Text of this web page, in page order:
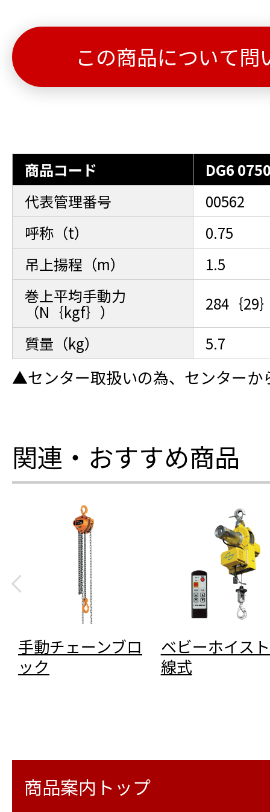
この商品について問
商品コード
DG6
代表管理番号
00562
呼称（t）
0.75
吊上揚程（m）
1.5
巻上平均手動力
（N｛kgf｝）
284｛29
質量（kg）
5.7
▲センター取扱いの為、センターか
関連・おすすめ商品
手動チェーンブロ
ック
ベビーホイス
線式
商品案内トップ